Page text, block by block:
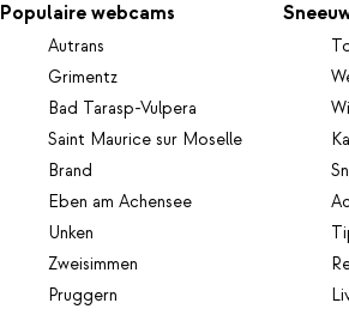
Populaire webcams
Autrans
Grimentz
Bad Tarasp-Vulpera
Saint Maurice sur Moselle
Brand
Eben am Achensee
Unken
Zweisimmen
Pruggern